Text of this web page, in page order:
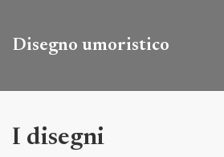
Disegno umoristico
I disegni